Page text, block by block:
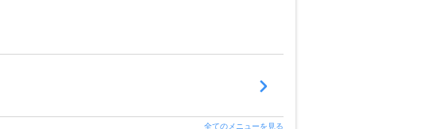
全てのメニューを見る